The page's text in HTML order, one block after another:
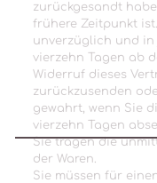
zurückgesandt
frühere Zeitpunkt
unverzüglich und in
vierzehn Tagen ab
Widerruf dieses
zurückzusenden
gewahrt, wenn Sie
vierzehn Tagen
Sie tragen die
der Waren.
Sie müssen für